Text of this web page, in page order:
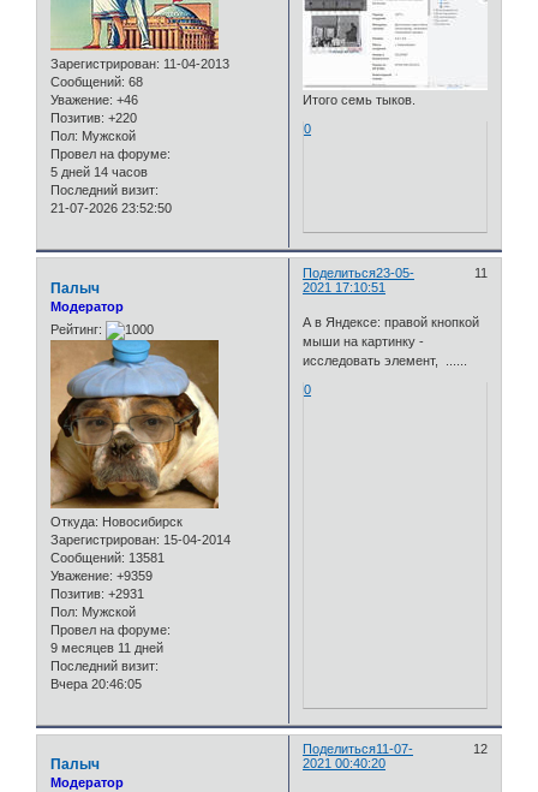
Зарегистрирован: 11-04-2013
Сообщений: 68
Уважение: +46
Позитив: +220
Пол: Мужской
Провел на форуме:
5 дней 14 часов
Последний визит:
21-07-2026 23:52:50
Итого семь тыков.
0
Поделиться 11
23-05-
2021 17:10:51
Палыч
Модератор
Рейтинг:
Откуда: Новосибирск
Зарегистрирован: 15-04-2014
Сообщений: 13581
Уважение: +9359
Позитив: +2931
Пол: Мужской
Провел на форуме:
9 месяцев 11 дней
Последний визит:
Вчера 20:46:05
А в Яндексе: правой кнопкой
мыши на картинку -
исследовать элемент, ......
0
Поделиться 12
11-07-
2021 00:40:20
Палыч
Модератор